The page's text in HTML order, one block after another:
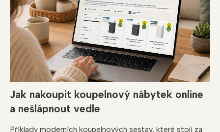
Jak nakoupit koupelnový nábytek online
a nešlápnout vedle
Příklady moderních koupelnových sestav, které stojí za